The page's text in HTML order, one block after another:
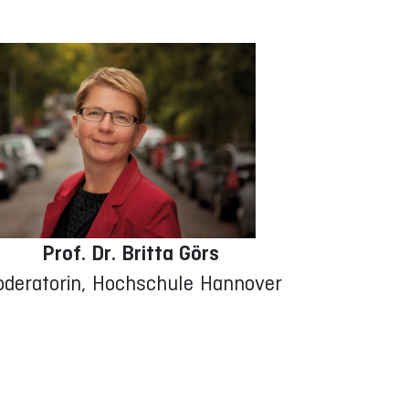
Prof. Dr. Britta Görs
Hochschule Hannover